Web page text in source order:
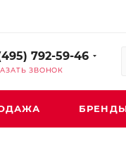
792-59-46
ЗВОНОК